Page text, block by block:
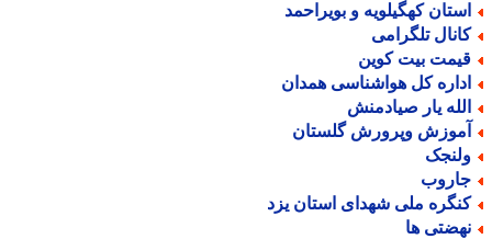
کهگیلویه و بویراحمد
تلگرامی
بیت کوین
کل هواشناسی همدان
یار صیادمنش
وپرورش گلستان
ملی شهدای استان یزد
ها